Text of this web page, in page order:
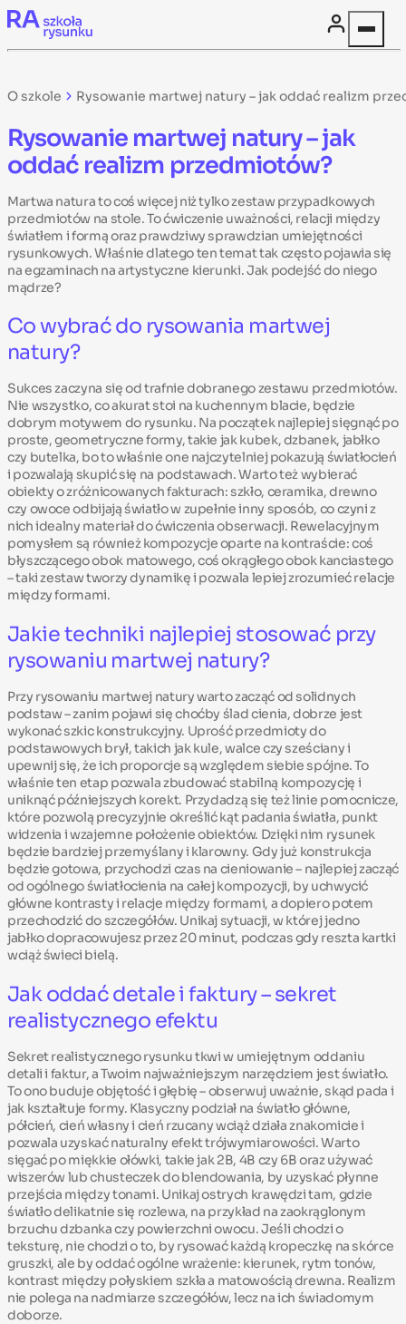
Skip to content
O szkole Rysowanie martwej natury – jak oddać realizm
Rysowanie martwej natury – jak
oddać realizm przedmiotów?
Martwa natura to coś więcej niż tylko zestaw przypadkowych
przedmiotów na stole. To ćwiczenie uważności, relacji między
światłem i formą oraz prawdziwy sprawdzian umiejętności
rysunkowych. Właśnie dlatego ten temat tak często pojawia się
na egzaminach na artystyczne kierunki. Jak podejść do niego
mądrze?
Co wybrać do rysowania martwej
natury?
Sukces zaczyna się od trafnie dobranego zestawu przedmiotów.
Nie wszystko, co akurat stoi na kuchennym blacie, będzie
dobrym motywem do rysunku. Na początek najlepiej sięgnąć po
proste, geometryczne formy, takie jak kubek, dzbanek, jabłko
czy butelka, bo to właśnie one najczytelniej pokazują światłocień
i pozwalają skupić się na podstawach. Warto też wybierać
obiekty o zróżnicowanych fakturach: szkło, ceramika, drewno
czy owoce odbijają światło w zupełnie inny sposób, co czyni z
nich idealny materiał do ćwiczenia obserwacji. Rewelacyjnym
pomysłem są również kompozycje oparte na kontraście: coś
błyszczącego obok matowego, coś okrągłego obok kanciastego
– taki zestaw tworzy dynamikę i pozwala lepiej zrozumieć relacje
między formami.
Jakie techniki najlepiej stosować przy
rysowaniu martwej natury?
Przy rysowaniu martwej natury warto zacząć od solidnych
podstaw – zanim pojawi się choćby ślad cienia, dobrze jest
wykonać szkic konstrukcyjny. Uprość przedmioty do
podstawowych brył, takich jak kule, walce czy sześciany i
upewnij się, że ich proporcje są względem siebie spójne. To
właśnie ten etap pozwala zbudować stabilną kompozycję i
uniknąć późniejszych korekt. Przydadzą się też linie pomocnicze,
które pozwolą precyzyjnie określić kąt padania światła, punkt
widzenia i wzajemne położenie obiektów. Dzięki nim rysunek
będzie bardziej przemyślany i klarowny. Gdy już konstrukcja
będzie gotowa, przychodzi czas na cieniowanie – najlepiej zacząć
od ogólnego światłocienia na całej kompozycji, by uchwycić
główne kontrasty i relacje między formami, a dopiero potem
przechodzić do szczegółów. Unikaj sytuacji, w której jedno
jabłko dopracowujesz przez 20 minut, podczas gdy reszta kartki
wciąż świeci bielą.
Jak oddać detale i faktury – sekret
realistycznego efektu
Sekret realistycznego rysunku tkwi w umiejętnym oddaniu
detali i faktur, a Twoim najważniejszym narzędziem jest światło.
To ono buduje objętość i głębię – obserwuj uważnie, skąd pada i
jak kształtuje formy. Klasyczny podział na światło główne,
półcień, cień własny i cień rzucany wciąż działa znakomicie i
pozwala uzyskać naturalny efekt trójwymiarowości. Warto
sięgać po miękkie ołówki, takie jak 2B, 4B czy 6B oraz używać
wiszerów lub chusteczek do blendowania, by uzyskać płynne
przejścia między tonami. Unikaj ostrych krawędzi tam, gdzie
światło delikatnie się rozlewa, na przykład na zaokrąglonym
brzuchu dzbanka czy powierzchni owocu. Jeśli chodzi o
teksturę, nie chodzi o to, by rysować każdą kropeczkę na skórce
gruszki, ale by oddać ogólne wrażenie: kierunek, rytm tonów,
kontrast między połyskiem szkła a matowością drewna. Realizm
nie polega na nadmiarze szczegółów, lecz na ich świadomym
doborze.